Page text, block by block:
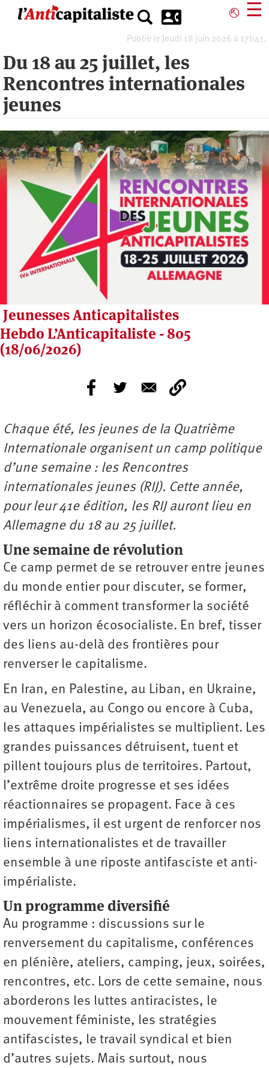
⎋ ☰
Publié le Jeudi 18 juin 2026 à 17h41.
Du 18 au 25 juillet, les
Rencontres internationales
jeunes
Jeunesses Anticapitalistes
Hebdo L’Anticapitaliste - 805
(18/06/2026)
Chaque été, les jeunes de la Quatrième
Internationale organisent un camp politique
d’une semaine : les Rencontres
internationales jeunes (RIJ). Cette année,
pour leur 41e édition, les RIJ auront lieu en
Allemagne du 18 au 25 juillet.
Une semaine de révolution
Ce camp permet de se retrouver entre jeunes
du monde entier pour discuter, se former,
réfléchir à comment transformer la société
vers un horizon écosocialiste. En bref, tisser
des liens au-delà des frontières pour
renverser le capitalisme.
En Iran, en Palestine, au Liban, en Ukraine,
au Venezuela, au Congo ou encore à Cuba,
les attaques impérialistes se multiplient. Les
grandes puissances détruisent, tuent et
pillent toujours plus de territoires. Partout,
l’extrême droite progresse et ses idées
réactionnaires se propagent. Face à ces
impérialismes, il est urgent de renforcer nos
liens internationalistes et de travailler
ensemble à une riposte antifasciste et anti-
impérialiste.
Un programme diversifié
Au programme : discussions sur le
renversement du capitalisme, conférences
en plénière, ateliers, camping, jeux, soirées,
rencontres, etc. Lors de cette semaine, nous
aborderons les luttes antiracistes, le
mouvement féministe, les stratégies
antifascistes, le travail syndical et bien
d’autres sujets. Mais surtout, nous